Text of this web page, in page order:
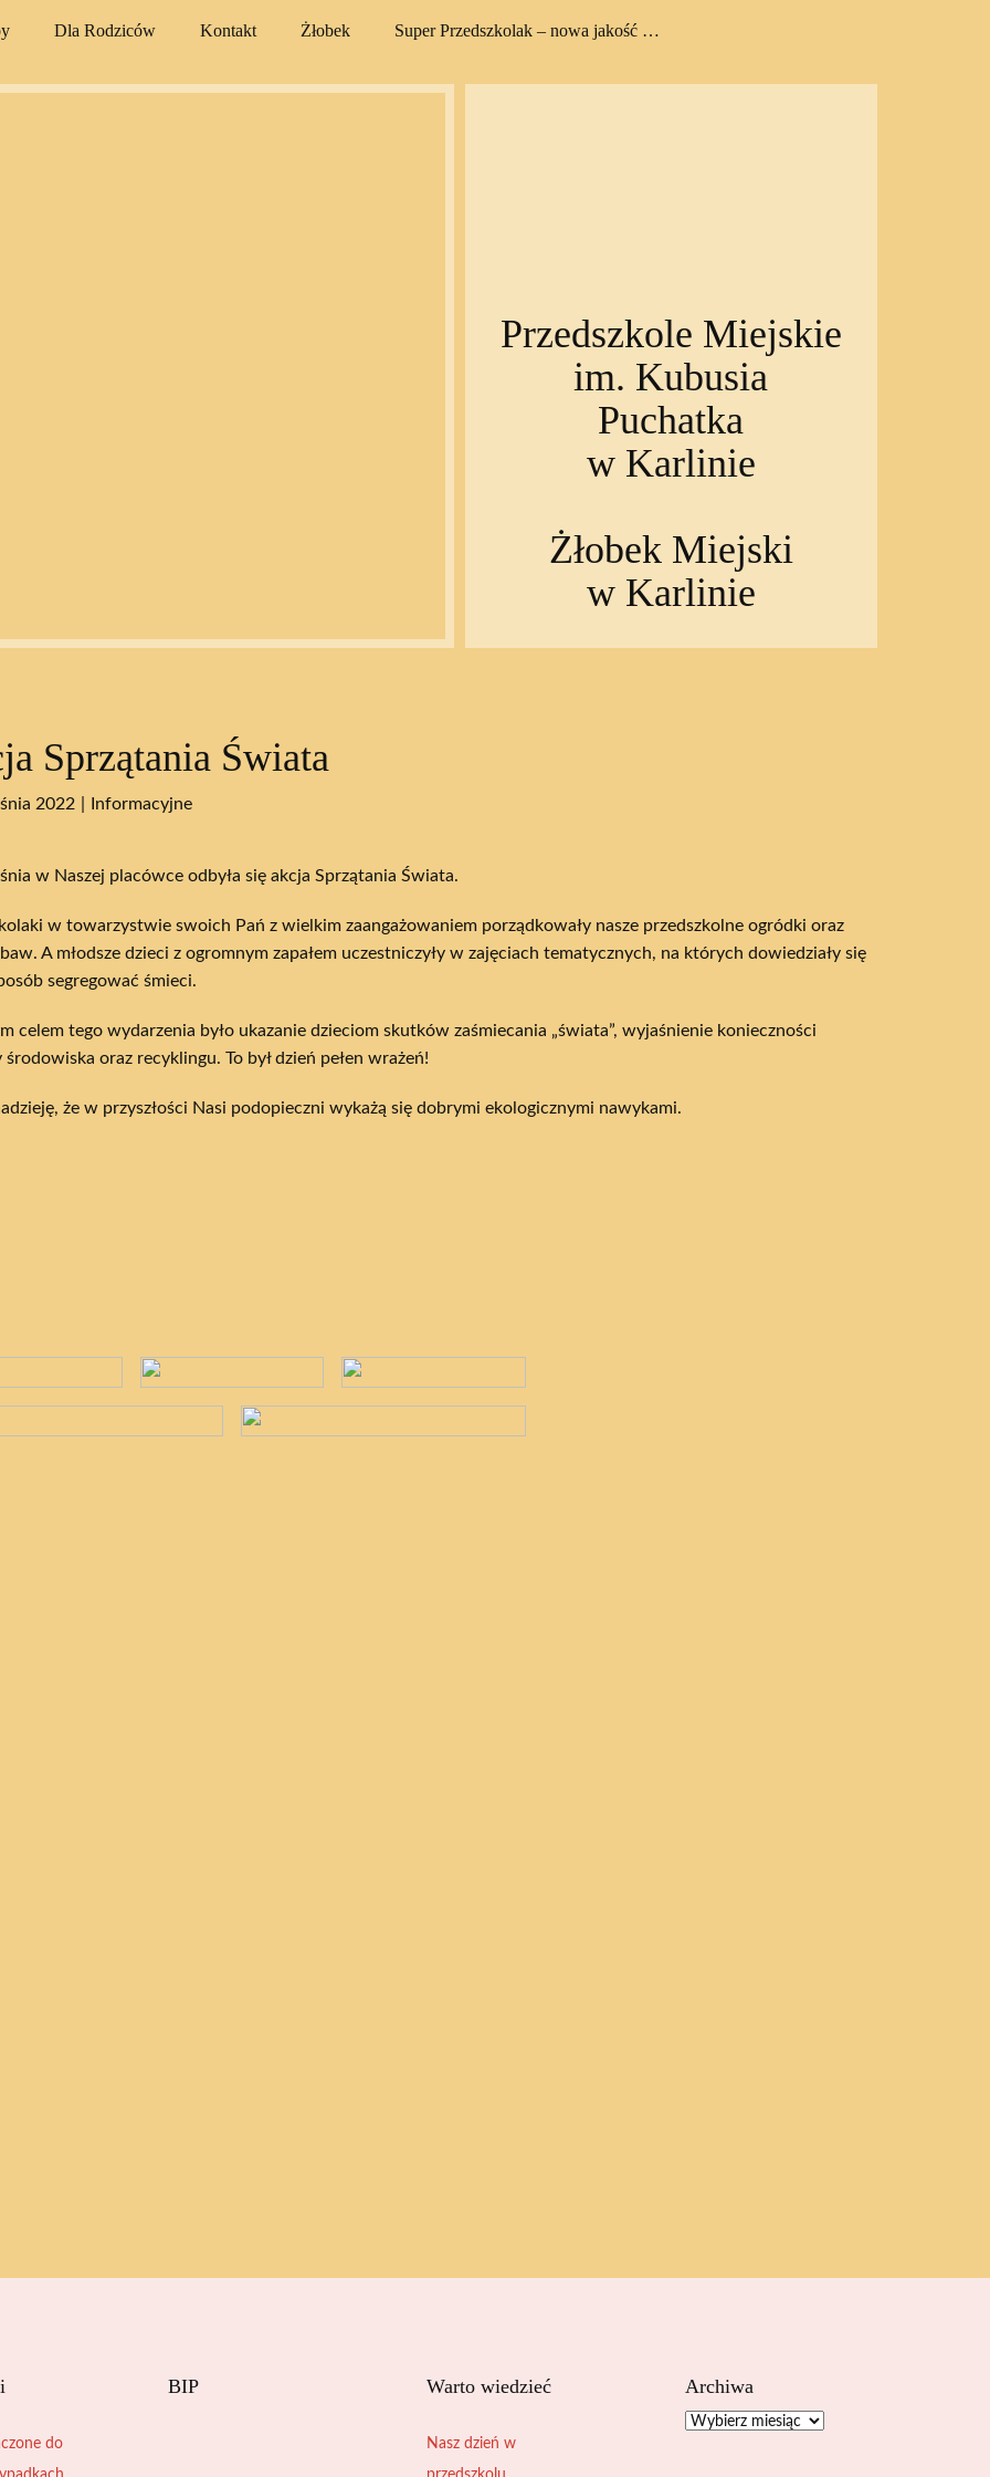
Dla Rodziców Kontakt Żłobek Super Przedszkolak – nowa jakość …
Przedszkole Miejskie
im. Kubusia
Puchatka
w Karlinie
Żłobek Miejski
w Karlinie
Sprzątania Świata
2022 Informacyjne
w Naszej placówce odbyła się akcja Sprzątania Świata.
w towarzystwie swoich Pań z wielkim zaangażowaniem porządkowały nasze przedszkolne ogródki oraz
A młodsze dzieci z ogromnym zapałem uczestniczyły w zajęciach tematycznych, na których dowiedziały się
segregować śmieci.
celem tego wydarzenia było ukazanie dzieciom skutków zaśmiecania „świata”, wyjaśnienie konieczności
oraz recyklingu. To był dzień pełen wrażeń!
że w przyszłości Nasi podopieczni wykażą się dobrymi ekologicznymi nawykami.
do
BIP Warto wiedzieć
Nasz dzień w
Archiwa
Archiwa